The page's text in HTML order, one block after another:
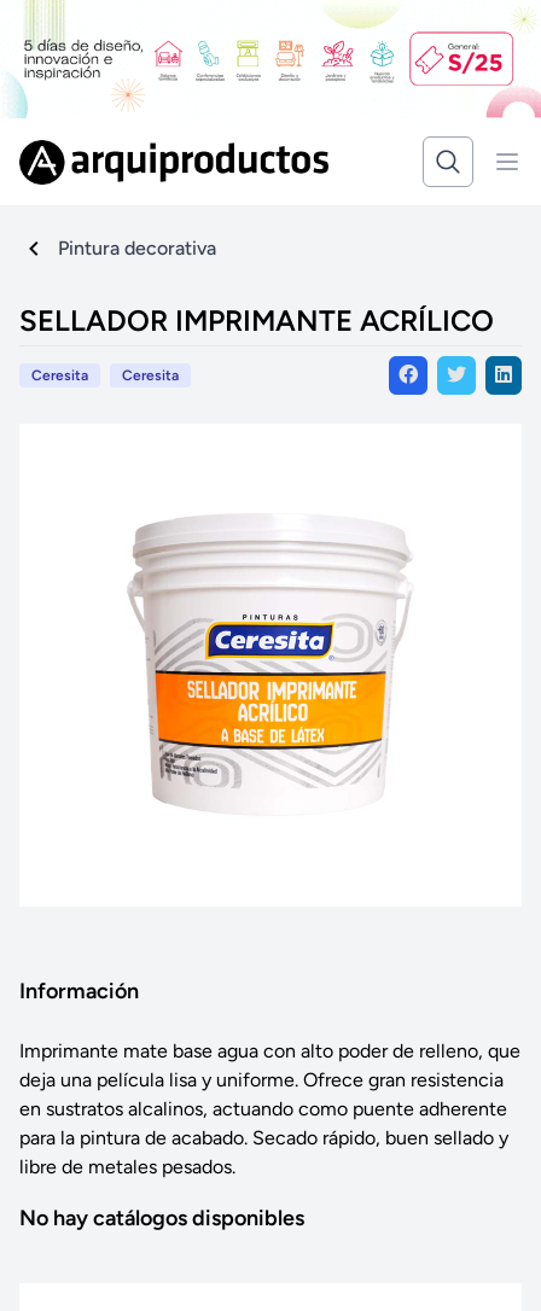
Pintura decorativa
SELLADOR IMPRIMANTE ACRÍLICO
Ceresita Ceresita
Información
Imprimante mate base agua con alto poder de relleno, que
deja una película lisa y uniforme. Ofrece gran resistencia
en sustratos alcalinos, actuando como puente adherente
para la pintura de acabado. Secado rápido, buen sellado y
libre de metales pesados.
No hay catálogos disponibles